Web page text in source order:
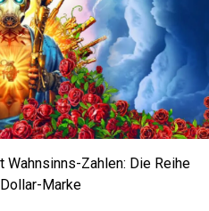
Zahlen: Die Reihe
Marke